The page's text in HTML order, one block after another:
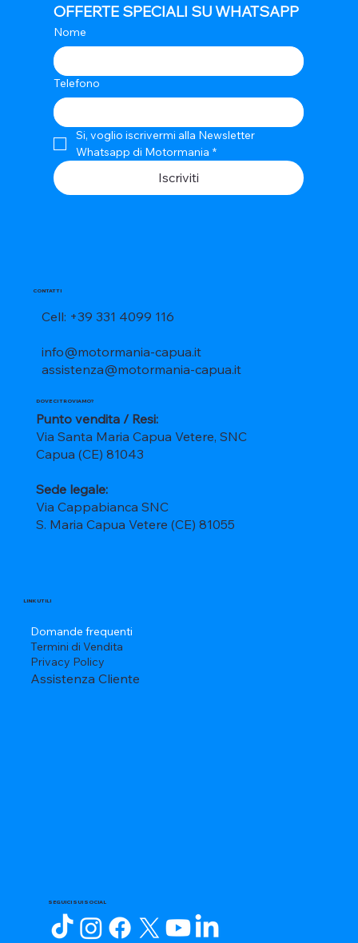
CONTATTI
Cell: +39 331 4099 116
info@motormania-capua.it
assistenza@motormania-capua.it
DOVE CI TROVIAMO?
Punto vendita / Resi:
Via Santa Maria Capua Vetere, SNC
Capua (CE) 81043
Sede legale:
Via Cappabianca SNC
S. Maria Capua Vetere (CE) 81055
LINK UTILI
Domande frequenti
Termini di Vendita
Privacy Policy
Assistenza Cliente
SEGUICI SUI SOCIAL
OFFERTE SPECIALI SU WHATSAPP
Nome
Telefono
Si, voglio iscrivermi alla Newsletter
Whatsapp di Motormania *
Iscriviti